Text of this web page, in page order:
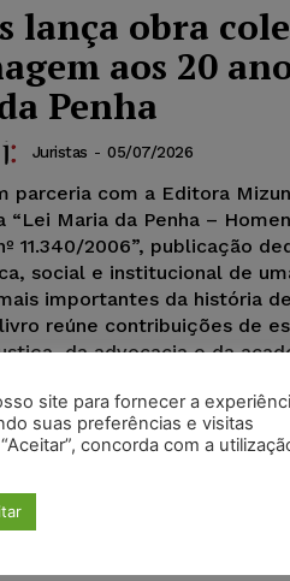
lança obra
aos 20
Penha
Juristas - 05/07/2026
parceria com a Editora
“Lei Maria da Penha –
11.340/2006”, publicação
social e institucional de
importantes da história
reúne contribuições de
da advocacia e da
às medidas protetivas, às
novos desafios no combate
site para fornecer a
suas preferências e visitas
concorda com a